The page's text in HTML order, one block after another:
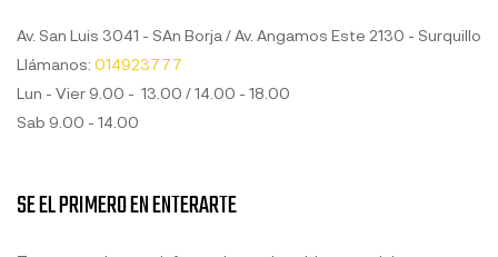
Av. San Luis 3041 - SAn Borja / Av. Angamos Este 2130 - Surquillo
Llámanos: 014923777
Lun - Vier 9.00 - 13.00 / 14.00 - 18.00
Sab 9.00 - 14.00
SE EL PRIMERO EN ENTERARTE